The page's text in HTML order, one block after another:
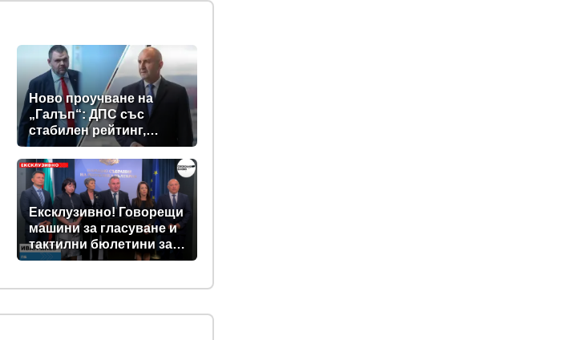
Ново проучване на
„Галъп“: ДПС със
стабилен рейтинг,
подкрепата към Радев
се запазва
Ексклузивно! Говорещи
машини за гласуване и
тактилни бюлетини за
незрящите предвиждат
правила! (ВИДЕО)